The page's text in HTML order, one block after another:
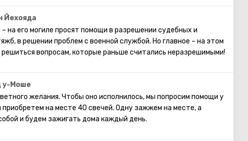
Йехояда
на его могиле просят помощи в разрешении судебных и
в решении проблем с военной службой. Но главное – на этом
вопросам, которые раньше считались неразрешимыми!
у-Моше
желания. Чтобы оно исполнилось, мы попросим помощи у
на месте 40 свечей. Одну зажжем на месте, а
и будем зажигать дома каждый день.